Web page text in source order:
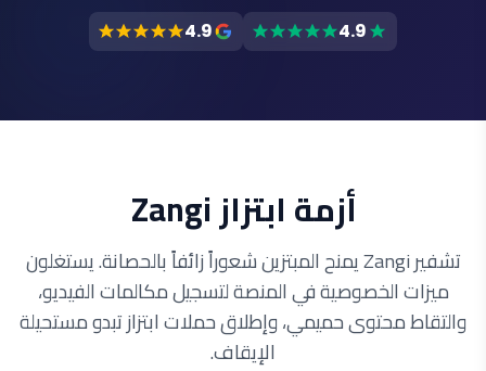
4.9
4.9
أزمة ابتزاز Zangi
تشفير Zangi يمنح المبتزين شعوراً زائفاً بالحصانة. يستغلون
ميزات الخصوصية في المنصة لتسجيل مكالمات الفيديو،
والتقاط محتوى حميمي، وإطلاق حملات ابتزاز تبدو مستحيلة
الإيقاف.